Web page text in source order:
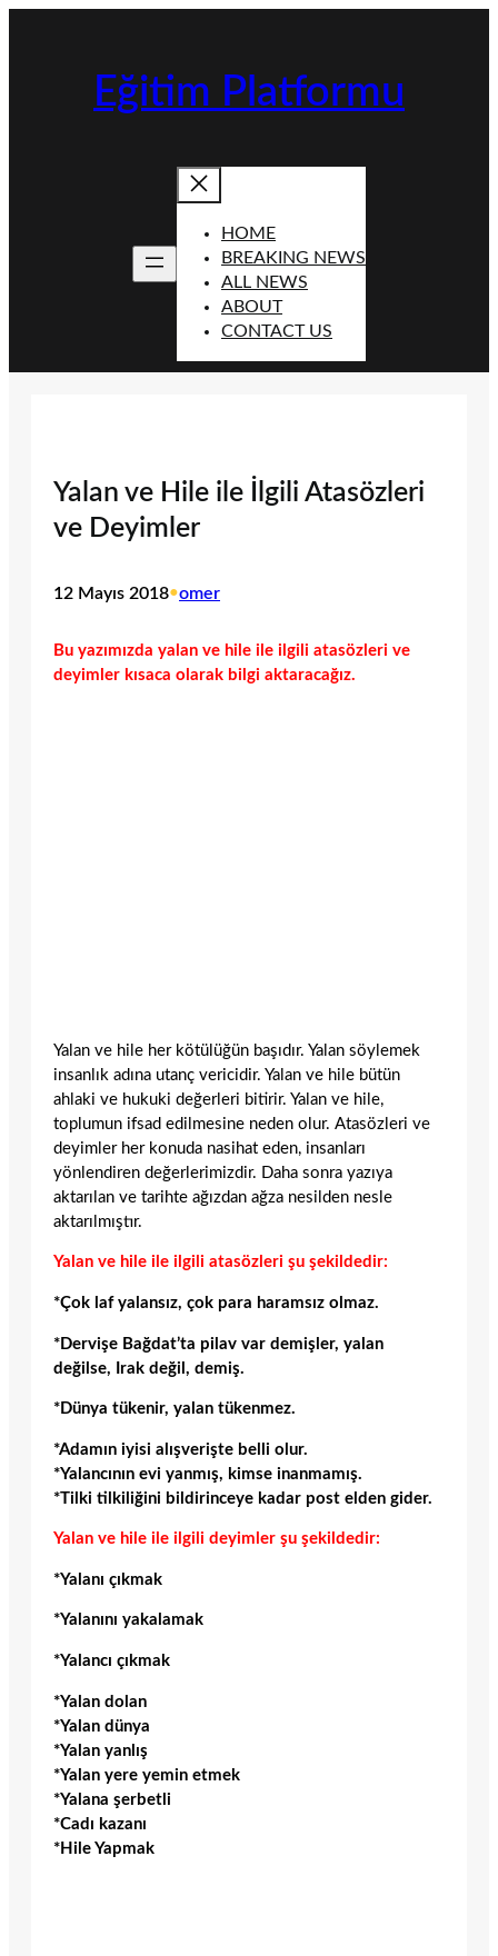
Eğitim Platformu
HOME
BREAKING NEWS
ALL NEWS
ABOUT
CONTACT US
Yalan ve Hile ile İlgili Atasözleri
ve Deyimler
12 Mayıs 2018•omer
Bu yazımızda yalan ve hile ile ilgili atasözleri ve
deyimler kısaca olarak bilgi aktaracağız.
Yalan ve hile her kötülüğün başıdır. Yalan söylemek
insanlık adına utanç vericidir. Yalan ve hile bütün
ahlaki ve hukuki değerleri bitirir. Yalan ve hile,
toplumun ifsad edilmesine neden olur. Atasözleri ve
deyimler her konuda nasihat eden, insanları
yönlendiren değerlerimizdir. Daha sonra yazıya
aktarılan ve tarihte ağızdan ağza nesilden nesle
aktarılmıştır.
Yalan ve hile ile ilgili atasözleri şu şekildedir:
*Çok laf yalansız, çok para haramsız olmaz.
*Dervişe Bağdat’ta pilav var demişler, yalan
değilse, Irak değil, demiş.
*Dünya tükenir, yalan tükenmez.
*Adamın iyisi alışverişte belli olur.
*Yalancının evi yanmış, kimse inanmamış.
*Tilki tilkiliğini bildirinceye kadar post elden gider.
Yalan ve hile ile ilgili deyimler şu şekildedir:
*Yalanı çıkmak
*Yalanını yakalamak
*Yalancı çıkmak
*Yalan dolan
*Yalan dünya
*Yalan yanlış
*Yalan yere yemin etmek
*Yalana şerbetli
*Cadı kazanı
*Hile Yapmak